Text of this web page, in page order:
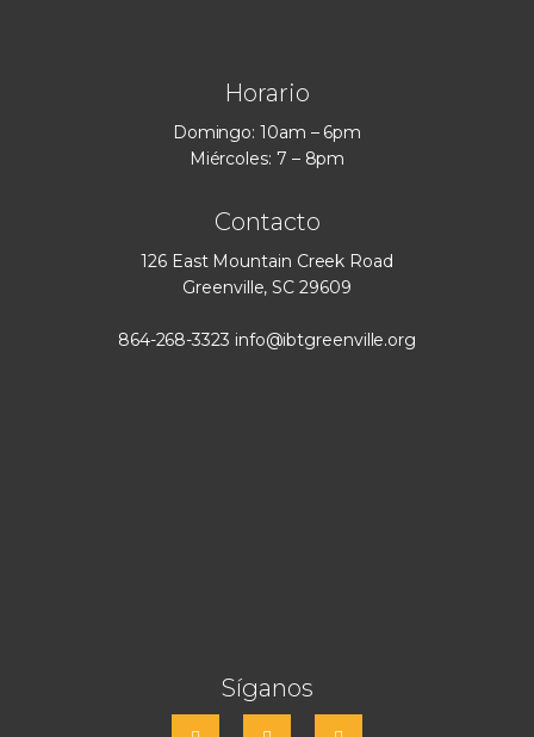
Horario
Domingo: 10am – 6pm
Miércoles: 7 – 8pm
Contacto
126 East Mountain Creek Road
Greenville, SC 29609
864-268-3323 info@ibtgreenville.org
Síganos